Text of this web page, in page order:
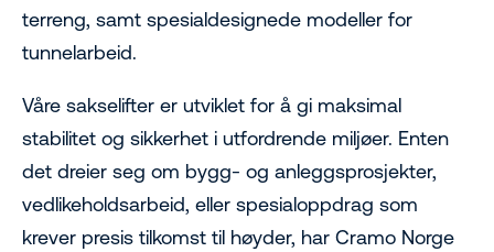
terreng, samt spesialdesignede modeller for
tunnelarbeid.
Våre sakselifter er utviklet for å gi maksimal
stabilitet og sikkerhet i utfordrende miljøer. Enten
det dreier seg om bygg- og anleggsprosjekter,
vedlikeholdsarbeid, eller spesialoppdrag som
krever presis tilkomst til høyder, har Cramo Norge